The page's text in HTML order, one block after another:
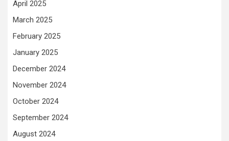
April 2025
March 2025
February 2025
January 2025
December 2024
November 2024
October 2024
September 2024
August 2024